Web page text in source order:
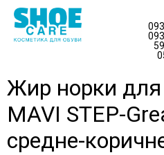
Жир норки для
MAVI STEP-
средне-